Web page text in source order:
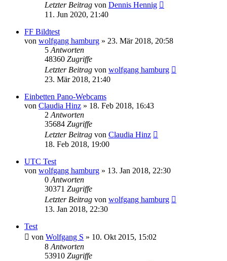
Letzter Beitrag von Dennis Hennig
11. Jun 2020, 21:40
FF Bildtest
von wolfgang hamburg » 23. Mär 2018, 20:58
5 Antworten
48360 Zugriffe
Letzter Beitrag von wolfgang hamburg
23. Mär 2018, 21:40
Einbetten Pano-Webcams
von Claudia Hinz » 18. Feb 2018, 16:43
2 Antworten
35684 Zugriffe
Letzter Beitrag von Claudia Hinz
18. Feb 2018, 19:00
UTC Test
von wolfgang hamburg » 13. Jan 2018, 22:30
0 Antworten
30371 Zugriffe
Letzter Beitrag von wolfgang hamburg
13. Jan 2018, 22:30
Test
von Wolfgang S » 10. Okt 2015, 15:02
8 Antworten
53910 Zugriffe